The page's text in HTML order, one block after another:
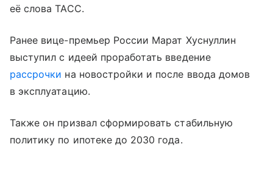
её слова ТАСС.
Ранее вице-премьер России Марат Хуснуллин
выступил с идеей проработать введение
рассрочки на новостройки и после ввода домов
в эксплуатацию.
Также он призвал сформировать стабильную
политику по ипотеке до 2030 года.